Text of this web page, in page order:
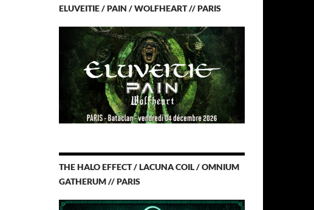
ELUVEITIE / PAIN / WOLFHEART // PARIS
THE HALO EFFECT / LACUNA COIL / OMNIUM
GATHERUM // PARIS